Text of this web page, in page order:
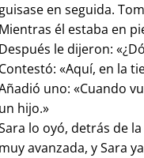
guisase en seguida.
Mientras él estaba en
Después le dijeron:
Contestó: «Aquí, en la
uno: «Cuando
un hijo.»
lo oyó, detrás de
muy avanzada, y Sara